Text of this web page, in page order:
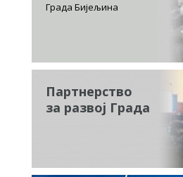
Града Бијељина
Партнерство
за развој Града